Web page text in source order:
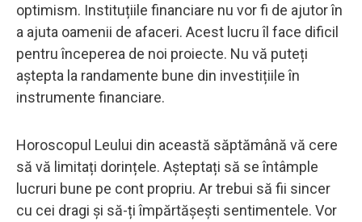
optimism. Instituțiile financiare nu vor fi de ajutor în
a ajuta oamenii de afaceri. Acest lucru îl face dificil
pentru începerea de noi proiecte. Nu vă puteți
aștepta la randamente bune din investițiile în
instrumente financiare.
Horoscopul Leului din această săptămână vă cere
să vă limitați dorințele. Așteptați să se întâmple
lucruri bune pe cont propriu. Ar trebui să fii sincer
cu cei dragi și să-ți împărtășești sentimentele. Vor